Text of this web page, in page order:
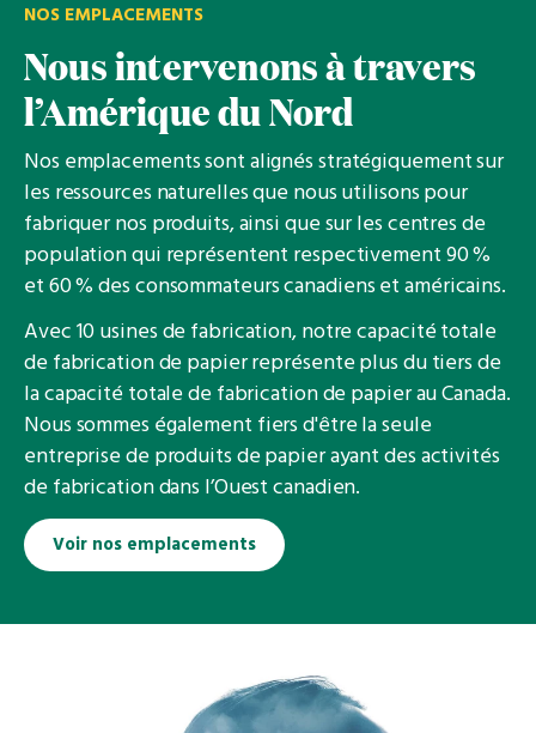
NOS EMPLACEMENTS
Nous intervenons à travers
l’Amérique du Nord
Nos emplacements sont alignés stratégiquement sur
les ressources naturelles que nous utilisons pour
fabriquer nos produits, ainsi que sur les centres de
population qui représentent respectivement 90 %
et 60 % des consommateurs canadiens et américains.
Avec 10 usines de fabrication, notre capacité totale
de fabrication de papier représente plus du tiers de
la capacité totale de fabrication de papier au Canada.
Nous sommes également fiers d'être la seule
entreprise de produits de papier ayant des activités
de fabrication dans l’Ouest canadien.
Voir nos emplacements